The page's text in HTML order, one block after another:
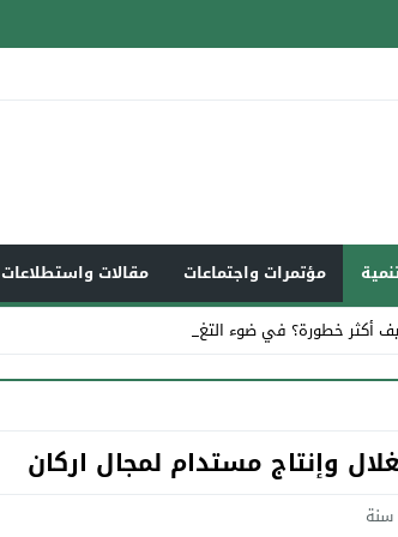
مؤتمرات واجتماعات مقالات واستطلاعات
أكثر خطورة؟ في ضوء التغير المناخي العا _
وإنتاج مستدام لمجال اركان